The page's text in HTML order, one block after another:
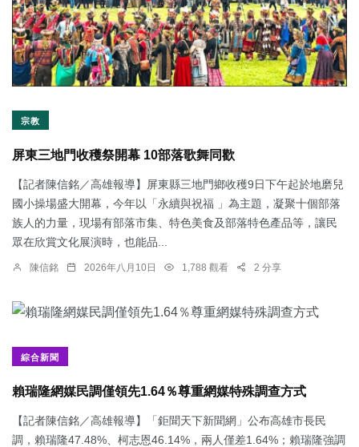
宗教
屏東三地門收穫祭開幕 10部落歌舞同歡
【記者陳信銘／高雄報導】屏東縣三地門鄉收穫9日下午起於地磨兒
國小操場盛大開幕，今年以「永續與祝福 」為主題，凝聚十個部落
族人的力量，現場有部落市集、特色美食及部落特色產品等，讓民
眾在欣賞文化展演時，也能品...
陳信銘 2026年八月10日 1,788 觀看 2 分享
綜合新聞
賴瑞隆網媒民調僅領先1.64％尊重網媒特殊調查方式
【記者陳信銘／高雄報導】「鉅聞天下新聞網」公布高雄市長民
調，賴瑞隆47.48%、柯志恩46.14%，兩人僅差1.64%；賴瑞隆強調